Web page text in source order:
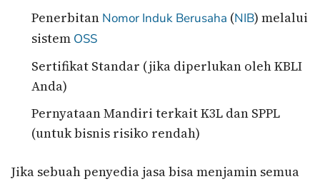
Penerbitan Nomor Induk Berusaha (NIB) melalui
sistem OSS
Sertifikat Standar (jika diperlukan oleh KBLI
Anda)
Pernyataan Mandiri terkait K3L dan SPPL
(untuk bisnis risiko rendah)
Jika sebuah penyedia jasa bisa menjamin semua